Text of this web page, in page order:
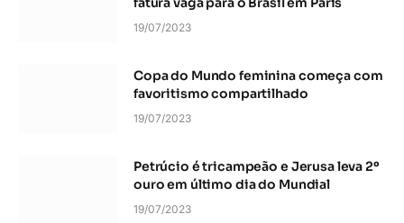
19/07/2023
Copa do Mundo feminina começa com
favoritismo compartilhado
19/07/2023
Petrúcio é tricampeão e Jerusa leva 2º
ouro em último dia do Mundial
19/07/2023